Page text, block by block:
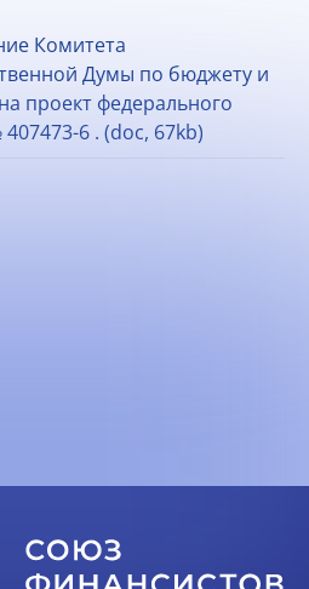
Комитета
Думы по бюджету и
проект федерального
6 . (doc, 67kb)